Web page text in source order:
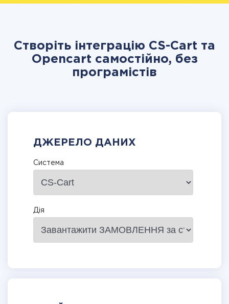
Створіть інтеграцію CS-Cart та
Opencart самостійно, без
програмістів
ДЖЕРЕЛО ДАНИХ
Система
Дія